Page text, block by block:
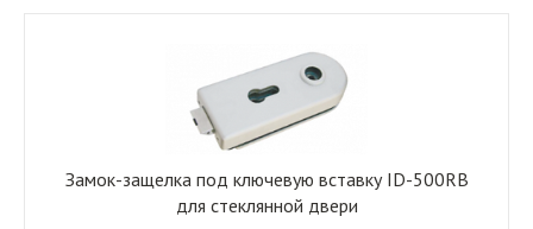
Замок-защелка под ключевую вставку ID-500RB
для стеклянной двери